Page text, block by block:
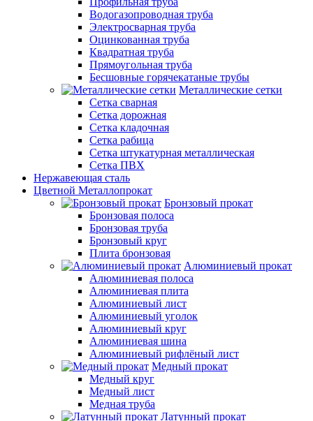
Водогазопроводная труба
Электросварная труба
Оцинкованная труба
Квадратная труба
Прямоугольная труба
Бесшовные горячекатаные трубы
Металлические сетки
Сетка сварная
Сетка дорожная
Сетка кладочная
Сетка рабица
Сетка штукатурная металлическая
Сетка ПВХ
Нержавеющая сталь
Цветной Металлопрокат
Бронзовый прокат
Бронзовая полоса
Бронзовая труба
Бронзовый круг
Плита бронзовая
Алюминиевый прокат
Алюминиевая полоса
Алюминиевая плита
Алюминиевый лист
Алюминиевый уголок
Алюминиевый круг
Алюминиевая шина
Алюминиевый рифлёный лист
Медный прокат
Медный круг
Медный лист
Медная труба
Латунный прокат